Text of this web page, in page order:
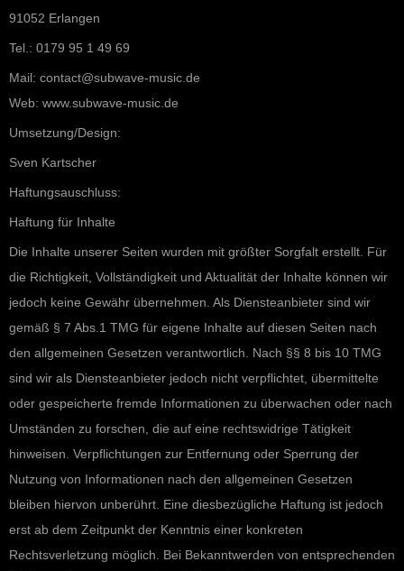
91052 Erlangen
Tel.: 0179 95 1 49 69
Mail: contact@subwave-music.de
Web: www.subwave-music.de
Umsetzung/Design:
Sven Kartscher
Haftungsauschluss:
Haftung für Inhalte
Die Inhalte unserer Seiten wurden mit größter Sorgfalt erstellt. Für
die Richtigkeit, Vollständigkeit und Aktualität der Inhalte können wir
jedoch keine Gewähr übernehmen. Als Diensteanbieter sind wir
gemäß § 7 Abs.1 TMG für eigene Inhalte auf diesen Seiten nach
den allgemeinen Gesetzen verantwortlich. Nach §§ 8 bis 10 TMG
sind wir als Diensteanbieter jedoch nicht verpflichtet, übermittelte
oder gespeicherte fremde Informationen zu überwachen oder nach
Umständen zu forschen, die auf eine rechtswidrige Tätigkeit
hinweisen. Verpflichtungen zur Entfernung oder Sperrung der
Nutzung von Informationen nach den allgemeinen Gesetzen
bleiben hiervon unberührt. Eine diesbezügliche Haftung ist jedoch
erst ab dem Zeitpunkt der Kenntnis einer konkreten
Rechtsverletzung möglich. Bei Bekanntwerden von entsprechenden